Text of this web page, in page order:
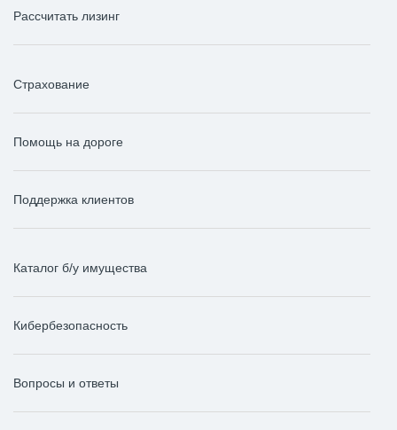
Рассчитать лизинг
Страхование
Помощь на дороге
Поддержка клиентов
Каталог б/у имущества
Кибербезопасность
Вопросы и ответы